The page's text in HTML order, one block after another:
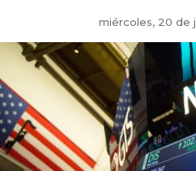
miércoles, 20 de